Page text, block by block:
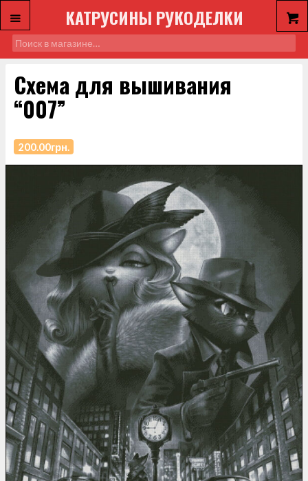
КАТРУСИНЫ РУКОДЕЛКИ
Схема для вышивания
“007”
200.00грн.